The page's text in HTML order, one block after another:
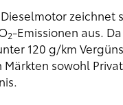
zeichnet
2-Emissionen aus.
120 g/km
Märkten sowohl